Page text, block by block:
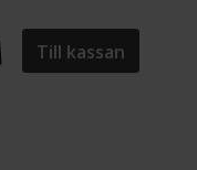
Till kassan